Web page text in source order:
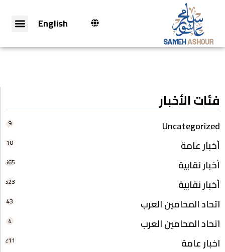
English
فئات الأخبار
Uncategorized
9
أخبار عامة 10
أخبار نقابية 665
أخبار نقابية 623
اتحاد المحامين العرب 43
اتحاد المحامين العرب 4
اخبار عامة 211